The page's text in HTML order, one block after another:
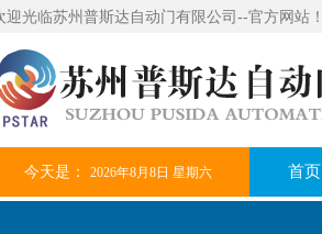
迎光临苏州普斯达自动门有限公司--官方网站！
今天是： 2026年8月8日 星期六 首页